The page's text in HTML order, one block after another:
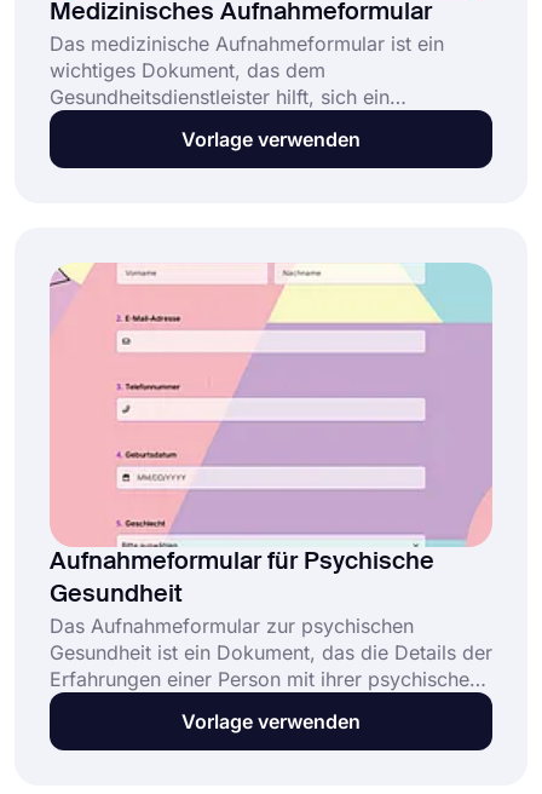
Medizinisches Aufnahmeformular
Das medizinische Aufnahmeformular ist ein
wichtiges Dokument, das dem
Gesundheitsdienstleister hilft, sich ein
vollständiges Bild vom Zustand des Patienten zu
machen. Es wird verwendet, um den besten
Aufnahmeformulare auswählen und in wenigen
Minuten Ihr individuelles Formular erstellen.
Vorlage verwenden
Aufnahmeformular für Psychische
Gesundheit
Das Aufnahmeformular zur psychischen
Gesundheit ist ein Dokument, das die Details der
Erfahrungen einer Person mit ihrer psychischen
Gesundheit erfasst. Durch die Nutzung eines
Online-Formulars können Sie vor der Beratung
Vorlage verwenden